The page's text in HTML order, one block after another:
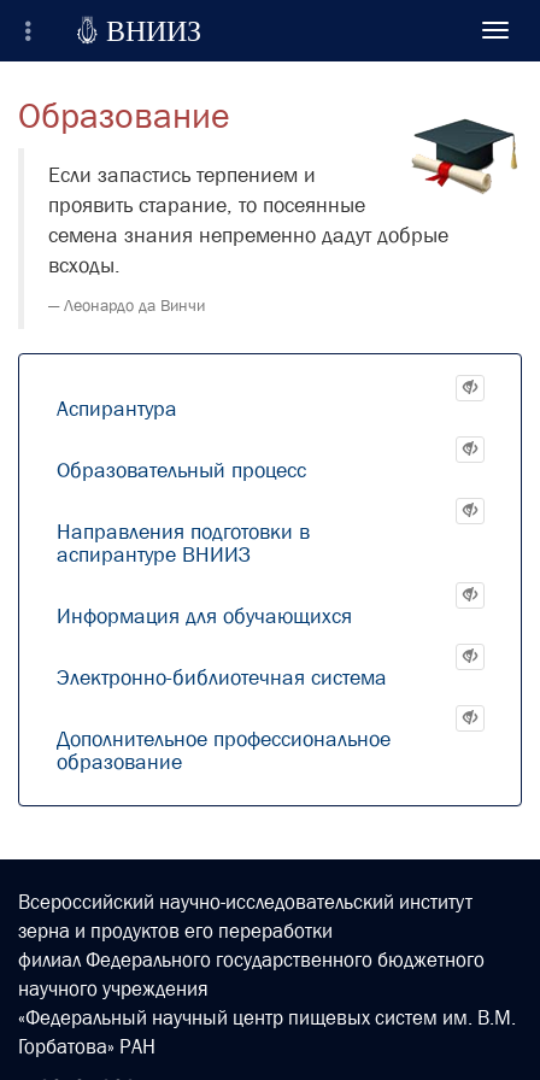
Институт Зерна и продуктов его переработки
Регистрация
Вход на сайт
Отправить сообщение
 ВНИИЗ
Образование
Если запастись терпением и
проявить старание, то посеянные
семена знания непременно дадут добрые
всходы.
Леонардо да Винчи
Аспирантура
Образовательный процесс
Направления подготовки в
аспирантуре ВНИИЗ
Информация для обучающихся
Электронно-библиотечная система
Дополнительное профессиональное
образование
Всероссийский научно-исследовательский институт
зерна и продуктов его переработки
филиал Федерального государственного бюджетного
научного учреждения
«Федеральный научный центр пищевых систем им. В.М.
Горбатова» РАН